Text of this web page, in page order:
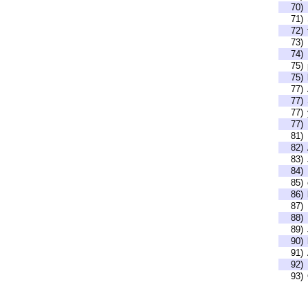
70)
71)
72)
73)
74)
75)
75)
77)
77)
77)
77)
81)
82)
83)
84)
85)
86)
87)
88)
89)
90)
91)
92)
93)